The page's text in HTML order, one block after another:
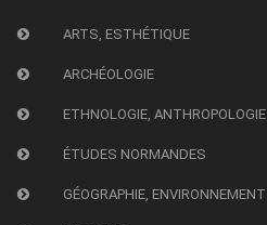
ARTS, ESTHÉTIQUE
ARCHÉOLOGIE
ETHNOLOGIE, ANTHROPOLOGIE
ÉTUDES NORMANDES
GÉOGRAPHIE, ENVIRONNEMENT